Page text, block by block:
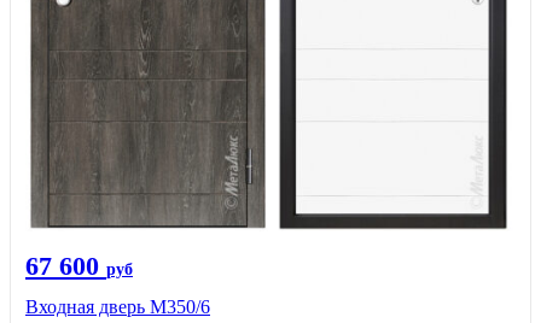
67 600 руб
Входная дверь М350/6